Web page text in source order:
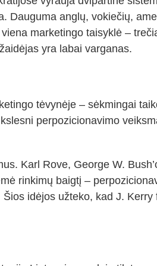
Dauguma anglų, vokiečių,
marketingo taisyklė –
yra labai varganas.
tėvynėje – sėkmingai
perpozicionavimo
Karl Rove, George W.
rinkimų baigtį –
idėjos užteko, kad J. Kerry